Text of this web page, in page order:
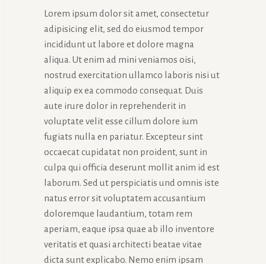
Lorem ipsum dolor sit amet, consectetur
adipisicing elit, sed do eiusmod tempor
incididunt ut labore et dolore magna
aliqua. Ut enim ad mini veniamos oisi,
nostrud exercitation ullamco laboris nisi ut
aliquip ex ea commodo consequat. Duis
aute irure dolor in reprehenderit in
voluptate velit esse cillum dolore ium
fugiats nulla en pariatur. Excepteur sint
occaecat cupidatat non proident, sunt in
culpa qui officia deserunt mollit anim id est
laborum. Sed ut perspiciatis und omnis iste
natus error sit voluptatem accusantium
doloremque laudantium, totam rem
aperiam, eaque ipsa quae ab illo inventore
veritatis et quasi architecti beatae vitae
dicta sunt explicabo. Nemo enim ipsam